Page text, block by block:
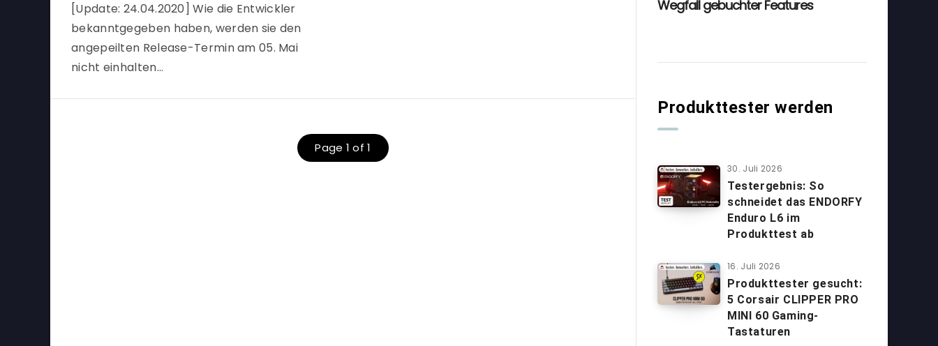
[Update: 24.04.2020] Wie die Entwickler
bekanntgegeben haben, werden sie den
angepeilten Release-Termin am 05. Mai
nicht einhalten…
Page 1 of 1
Produkttester werden
30. Juli 2026
Testergebnis: So
schneidet das ENDORFY
Enduro L6 im
Produkttest ab
16. Juli 2026
Produkttester gesucht:
5 Corsair CLIPPER PRO
MINI 60 Gaming-
Tastaturen